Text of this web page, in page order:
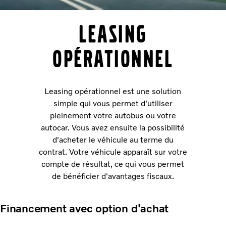
Leasing
opérationnel
Leasing opérationnel est une solution
simple qui vous permet d'utiliser
pleinement votre autobus ou votre
autocar. Vous avez ensuite la possibilité
d'acheter le véhicule au terme du
contrat. Votre véhicule apparaît sur votre
compte de résultat, ce qui vous permet
de bénéficier d'avantages fiscaux.
Financement avec option d'achat